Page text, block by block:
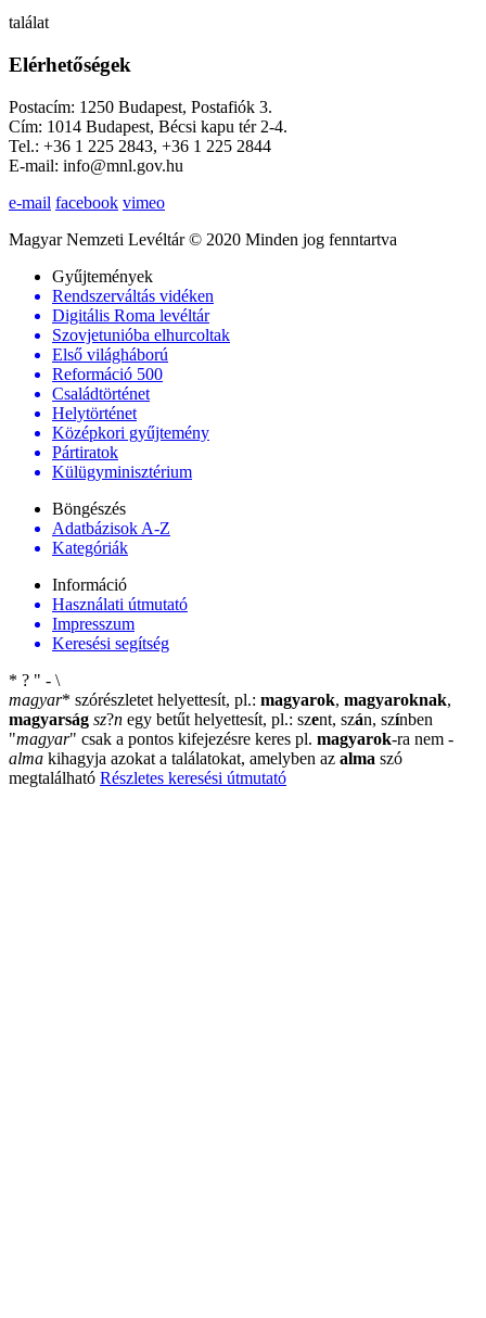
találat
Elérhetőségek
Postacím: 1250 Budapest, Postafiók 3.
Cím: 1014 Budapest, Bécsi kapu tér 2-4.
Tel.: +36 1 225 2843, +36 1 225 2844
E-mail: info@mnl.gov.hu
e-mail facebook vimeo
Magyar Nemzeti Levéltár © 2020 Minden jog fenntartva
Gyűjtemények
Rendszerváltás vidéken
Digitális Roma levéltár
Szovjetunióba elhurcoltak
Első világháború
Reformáció 500
Családtörténet
Helytörténet
Középkori gyűjtemény
Pártiratok
Külügyminisztérium
Böngészés
Adatbázisok A-Z
Kategóriák
Információ
Használati útmutató
Impresszum
Keresési segítség
* ? " - \
magyar* szórészletet helyettesít, pl.: magyarok, magyaroknak,
magyarság sz?n egy betűt helyettesít, pl.: szent, szán, színben
"magyar" csak a pontos kifejezésre keres pl. magyarok-ra nem -
alma kihagyja azokat a találatokat, amelyben az alma szó
megtalálható Részletes keresési útmutató